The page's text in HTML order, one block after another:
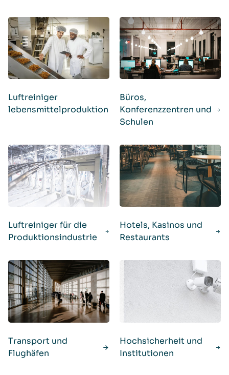
Luftreiniger
lebensmittelproduktion
Büros,
Konferenzzentren und
Schulen
Luftreiniger für die
Produktionsindustrie
Hotels, Kasinos und
Restaurants
Transport und
Flughäfen
Hochsicherheit und
Institutionen